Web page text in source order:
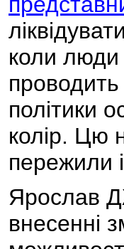
коли люди
проводить
політики
колір. Цю
пережили
Ярослав
внесенні